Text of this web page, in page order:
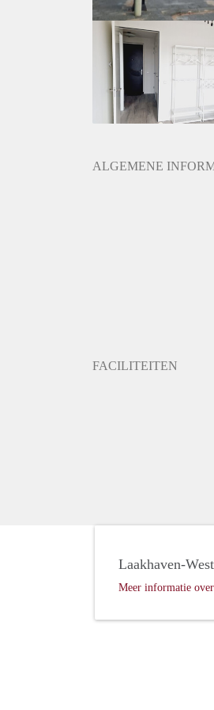
The house is furnished
The kitchen is fully
There will be a
A wardrobe will also
If we have made you
Particularities:
- Housing permit
- Rent is EXCL. gas,
ALGEMENE
FACILITEITEN
Laakhaven-
Meer informatie